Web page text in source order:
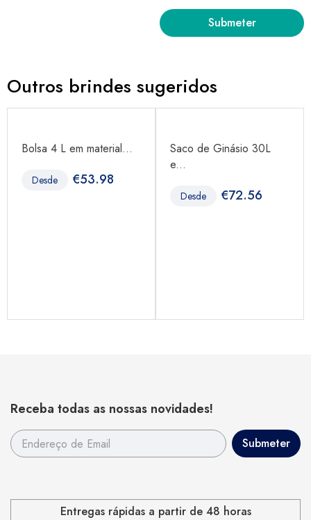
Outros brindes sugeridos
Bolsa 4 L em material...
Desde €53.98
Saco de Ginásio 30L
e...
Desde €72.56
Receba todas as nossas novidades!
Entregas rápidas a partir de 48 horas